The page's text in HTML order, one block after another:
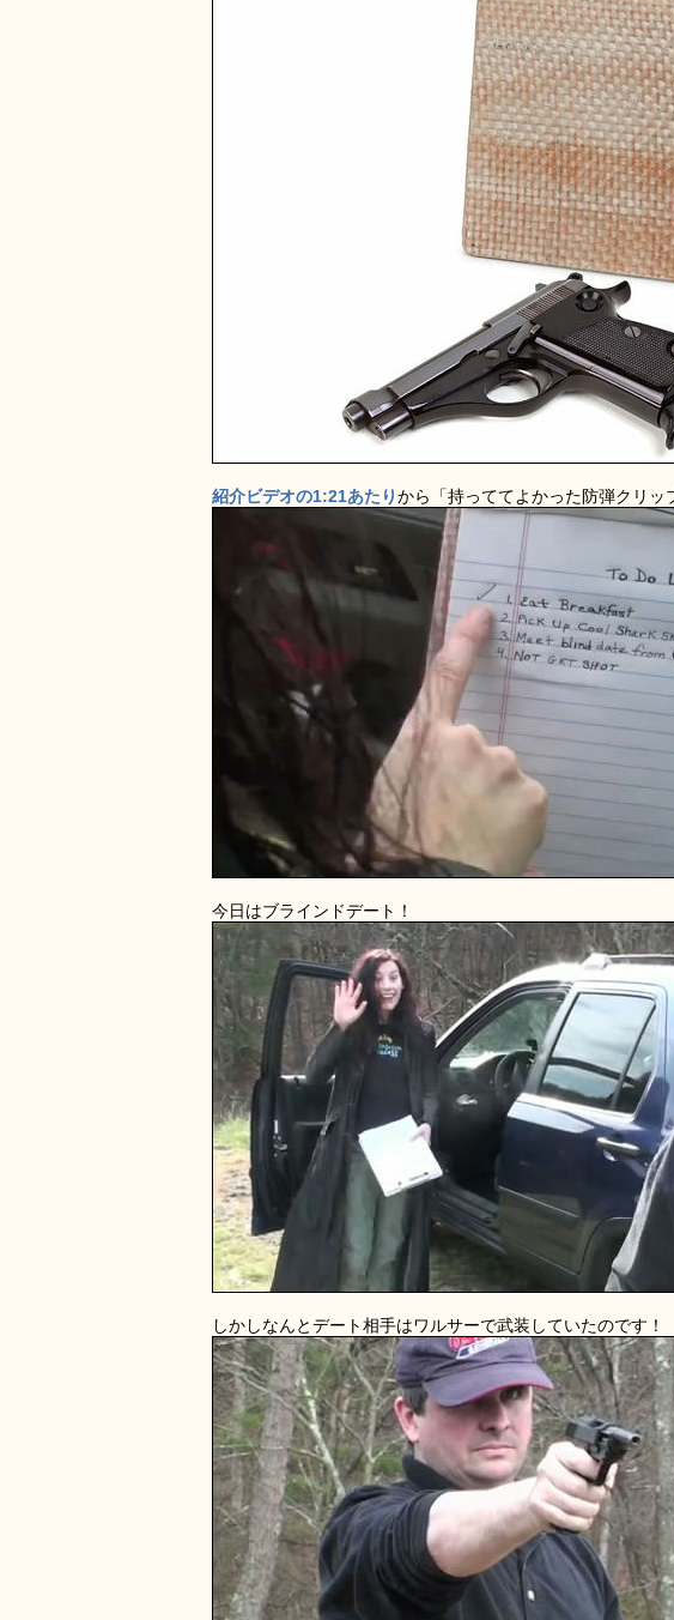
紹介ビデオの1:21あたりから「持っててよかった防弾クリッ
今日はブラインドデート！
しかしなんとデート相手はワルサーで武装していたのです！